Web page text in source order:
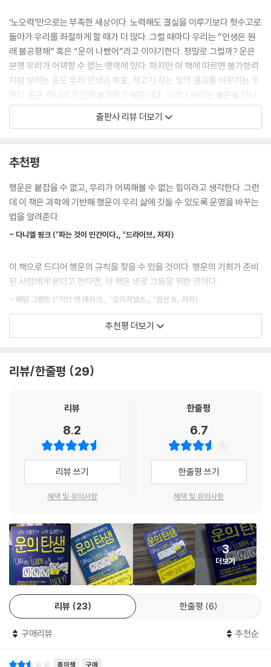
짐은 더 가볍게, 여행은 더 멀리
우리가 안다고 생각하는 모든 것
기존의 것을 이용하되 새로운 것을 찾기
예측할 수 없는 미래에 대비하는 최선의 조언
*운 좋은 사람이 될 당신에게
--- p.74
도파민이 감소한 인간들도 비슷한 모습을 보인다. 꿈을 향해 열심히 일하
기보다 큰 노력을 기울이지 않고 빈둥대는 쪽으로 바뀐다. 우리는 유전적
차이를 가지고 행운의 원리를 어느 정도는 설명할 수 있다. 즉 도파민 수치
의 조합이 적절하고 도파민 수용체의 변화가 알맞게 나타나는 사람은 자신
이 보람 있다고 생각하는 일들을 하기가 쉬워진다. 에너지가 넘치고 보상
을 추구하는 기질이 있는 사람은 사회경제적으로 열악했던 어린 시절을 딛
고 넘어설 수 있는 사회적 사다리를 적극적으로 올라서려고 한다. 어려운
바로 손에 쥘 수 있다고 여기는 사람도 있다.
신체적·경제적·정신적·사회적으로 건전한 삶을 살 수 있게 해주는 긍정적
인 일상 습관에 집중하면 또 다른 이점이 따른다. 바로 불운으로부터 받는
충격을 더 많이 상쇄해준다는 것이다. 유전적으로 당뇨병이나 암에 잘 걸
려왔다면 만성적 질환을 막는 강한 면역 체계를 키울 수 있다. 모아놓은 돈
이 있으면 그로 인한 안전망이 만들어진다. 실직을 당해 불운이 눈덩이처
럼 불어나는 것을 막아주고, 재정 파탄의 쓰나미를 멈추게 해주며, 더 좋은
일자리를 찾을 때까지 기다릴 시간 여유를 주어 길게 보면 수입을 극대화
할 수 있게 해준다. 고등학교 시절 근시안적 보상을 주는 무리와 어울려 다
녔던 것이 부정적 도미노 효과를 일으킬 수 있듯이, 불운이 눈덩이처럼 불
--- p.193,194
‘노오력’만으로는 부족한 세상이다. 노력해도 결실을 이루기보다 헛수고로
돌아가 우리를 좌절하게 할 때가 더 많다. 그럴 때마다 우리는 “인생은 원
래 불공평해” 혹은 “운이 나빴어”라고 이야기한다. 정말로 그럴까? 운은
분명 우리가 어찌할 수 없는 영역에 있다. 하지만 이 책에 따르면 불가항력
처럼 보이는 운도 우리 인생과 목표, 하고자 하는 일의 결과를 바꾸지는 못
한다. 운은 하나의 조건에 불과하기 때문이다. 그러나 우리는 불운을 만나
면 상황을 바꾸려고 시도하기보다 어쩔 수 없다고 생각하며 포기한다. 다
크림이라고 말하며 덧발라줬다. 그리고 다른 사람과 대화를 나누게 했다.
그 뒤 피실험자에게 대화한 영상을 보여주면서 상대방이 어떤 행동을 했는
지 짚어내게 했다. 피실험자들은 테이프를 틀자마자 영상을 멈추었다
“저 사람들이 내 얼굴을 보고 의자를 옮기네요. 당황한 거예요!”
장을 지우는 크림이었다. 맨얼굴로 대화를 나눈 것이다. 그러나 자신에게
흉터가 있다고 생각해 주눅 들거나, 상대방이 자신에게 나쁜 인상을 가질
거라 오해했다.
불운 역시 흉터와 마찬가지다. 우리는 ‘금수저가 아니라서’ ‘얼굴이 못생겨
서’ ‘시간이 없어서’ ‘운이 나빠서’ 등 여러 이유를 대며 실패에만 집중하고
불운이 우리의 인생을 좌지우지하게 되는 것이다.
심리학과 뇌과학이 해결하는 삶의 문제들
우리가 자주 쓰는 말들, ‘어차피 소용없어’ ‘더는 무리야’와 같은 말들은 사
실 에너지를 쓰기 싫어하는 게으른 뇌의 저주다. 따라서 ‘이런 것쯤이야’,
‘나라고 안 될 게 뭐가 있겠어’라고 생각할 때 행운은 우리를 찾아온다. 그
러나 이 책은 ‘긍정적인 사고’만을 강조하지 않는다. 우리가 일상에서 부딪
치는 여러 문제들을 해결할 실천적인 방법을 뇌과학과 심리학을 통해 알려
●우리 뇌는 게을러서 최소한의 노력만 하려고 한다. 당신을 면접 보는 면
접관 역시 이미 계속된 면접에 질렸을 것이다. 따라서 면접을 볼 때는 강하
게 뇌리에 남는 사람이 되도록 하라.
●외모가 예쁘거나 잘생기지 않아도 괜찮다. 자신의 긍정적인 부분에 집중
하라. 자신감이 높을수록 일의 성공 확률도 올라간다.
치지 않게 하려면 스트레스를 줄일 자신만의 방법을 찾아라. 명상, 충분한
출판사 리뷰 더보기
추천평
행운은 붙잡을 수 없고, 우리가 어찌해볼 수 없는 힘이라고 생각한다. 그런
데 이 책은 과학에 기반해 행운이 우리 삶에 깃들 수 있도록 운명을 바꾸는
법을 알려준다.
- 다니엘 핑크 (『파는 것이 인간이다』, 『드라이브』 저자)
이 책으로 드디어 행운의 규칙을 찾을 수 있을 것이다. 행운의 기회가 준비
된 사람에게 온다고 한다면, 이 책은 바로 그들을 위한 것이다.
- 애덤 그랜트 (『기브 앤 테이크』, 『오리지널스』, 『옵션 B』 저자)
이토록 감탄했던 적이 있었는지 모르겠다. 저자는 믿을 만한 사회과학 연
에 없었다(6A에 앉으셨던 분에겐 죄송하다는 말씀을).
이 책은 행운의 땅을 돌아다니는 신나는 여행 이야기다. 행운의 기원은 무
엇인지, 왜 이 사람은 더 운이 좋은지, 우리가 작정하고 운 좋은 사람이 되
려면 어떻게 해야 하는지, 이런 질문에 대해 이야기와 과학을 곁들인 흥미
롭고 통찰력 있는 여정이 펼쳐진다.
- 애덤 알터 (『만들어진 생각, 만들어진 행동』 저자)
을 수 있다. 도움을 주는 레프라혼 요정을 찾을 수 없다면, 이 책을 사야 한
다.
- 크리스 길아보 (『100달러로 세상에 뛰어들어라』 저자, 「뉴욕타임스」 베스트셀러 작
가)
이 책은 어떻게 인생에서 한번 본때를 보여줄 수 있는지를 알려준다. 지혜
와 유머를 담고서 말이다.
추천평 더보기
리뷰/한줄평 29
리뷰
8.2
리뷰 쓰기
혜택 및 유의사항
한줄평
6.7
한줄평 쓰기
혜택 및 유의사항
3
더보기
리뷰 23 한줄평 6
구매리뷰 추천순
종이책 구매